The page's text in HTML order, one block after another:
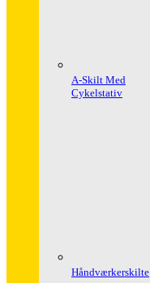
A-Skilt Med
Cykelstativ
Håndværkerskilte